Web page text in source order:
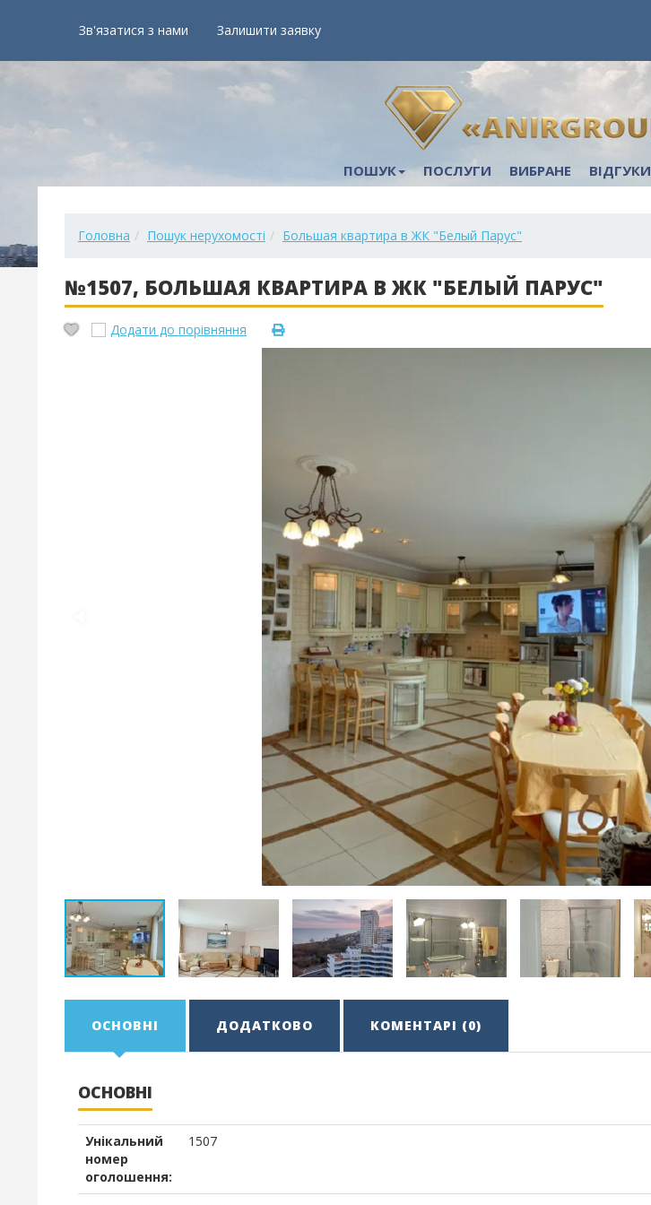
Зв'язатися з нами Залишити заявку
ПОШУК ПОСЛУГИ ВИБРАНЕ ВІДГУКИ
Головна Пошук нерухомості Большая квартира в ЖК "Белый Парус"
№1507, БОЛЬШАЯ КВАРТИРА В ЖК "БЕЛЫЙ ПАРУС"
Додати до порівняння
ОСНОВНІ ДОДАТКОВО КОМЕНТАРІ (0)
ОСНОВНІ
Унікальний
номер
оголошення:
1507